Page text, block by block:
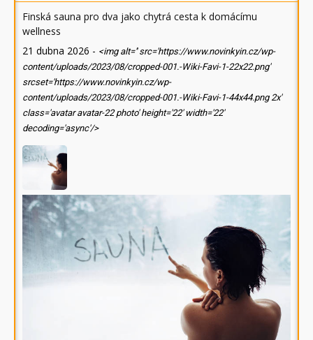
Finská sauna pro dva jako chytrá cesta k domácímu
wellness
21 dubna 2026 - <img alt='' src='https://www.novinkyin.cz/wp-
content/uploads/2023/08/cropped-001.-Wiki-Favi-1-22x22.png'
srcset='https://www.novinkyin.cz/wp-
content/uploads/2023/08/cropped-001.-Wiki-Favi-1-44x44.png 2x'
class='avatar avatar-22 photo' height='22' width='22'
decoding='async'/>